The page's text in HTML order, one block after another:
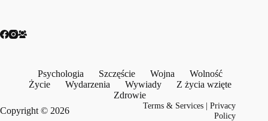
Psychologia Szczęście Wojna
Wolność
Życie
Wydarzenia Wywiady
Z życia wzięte
Zdrowie
Copyright © 2026
Terms & Services |Privacy
Policy